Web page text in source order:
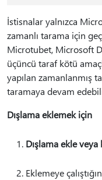
İstisnalar yalnızca
zamanlı tarama için
Microtubet, Microsoft
üçüncü taraf kötü
yapılan zamanlanmış
taramaya devam
Dışlama eklemek için
Dışlama ekle veya
Eklemeye